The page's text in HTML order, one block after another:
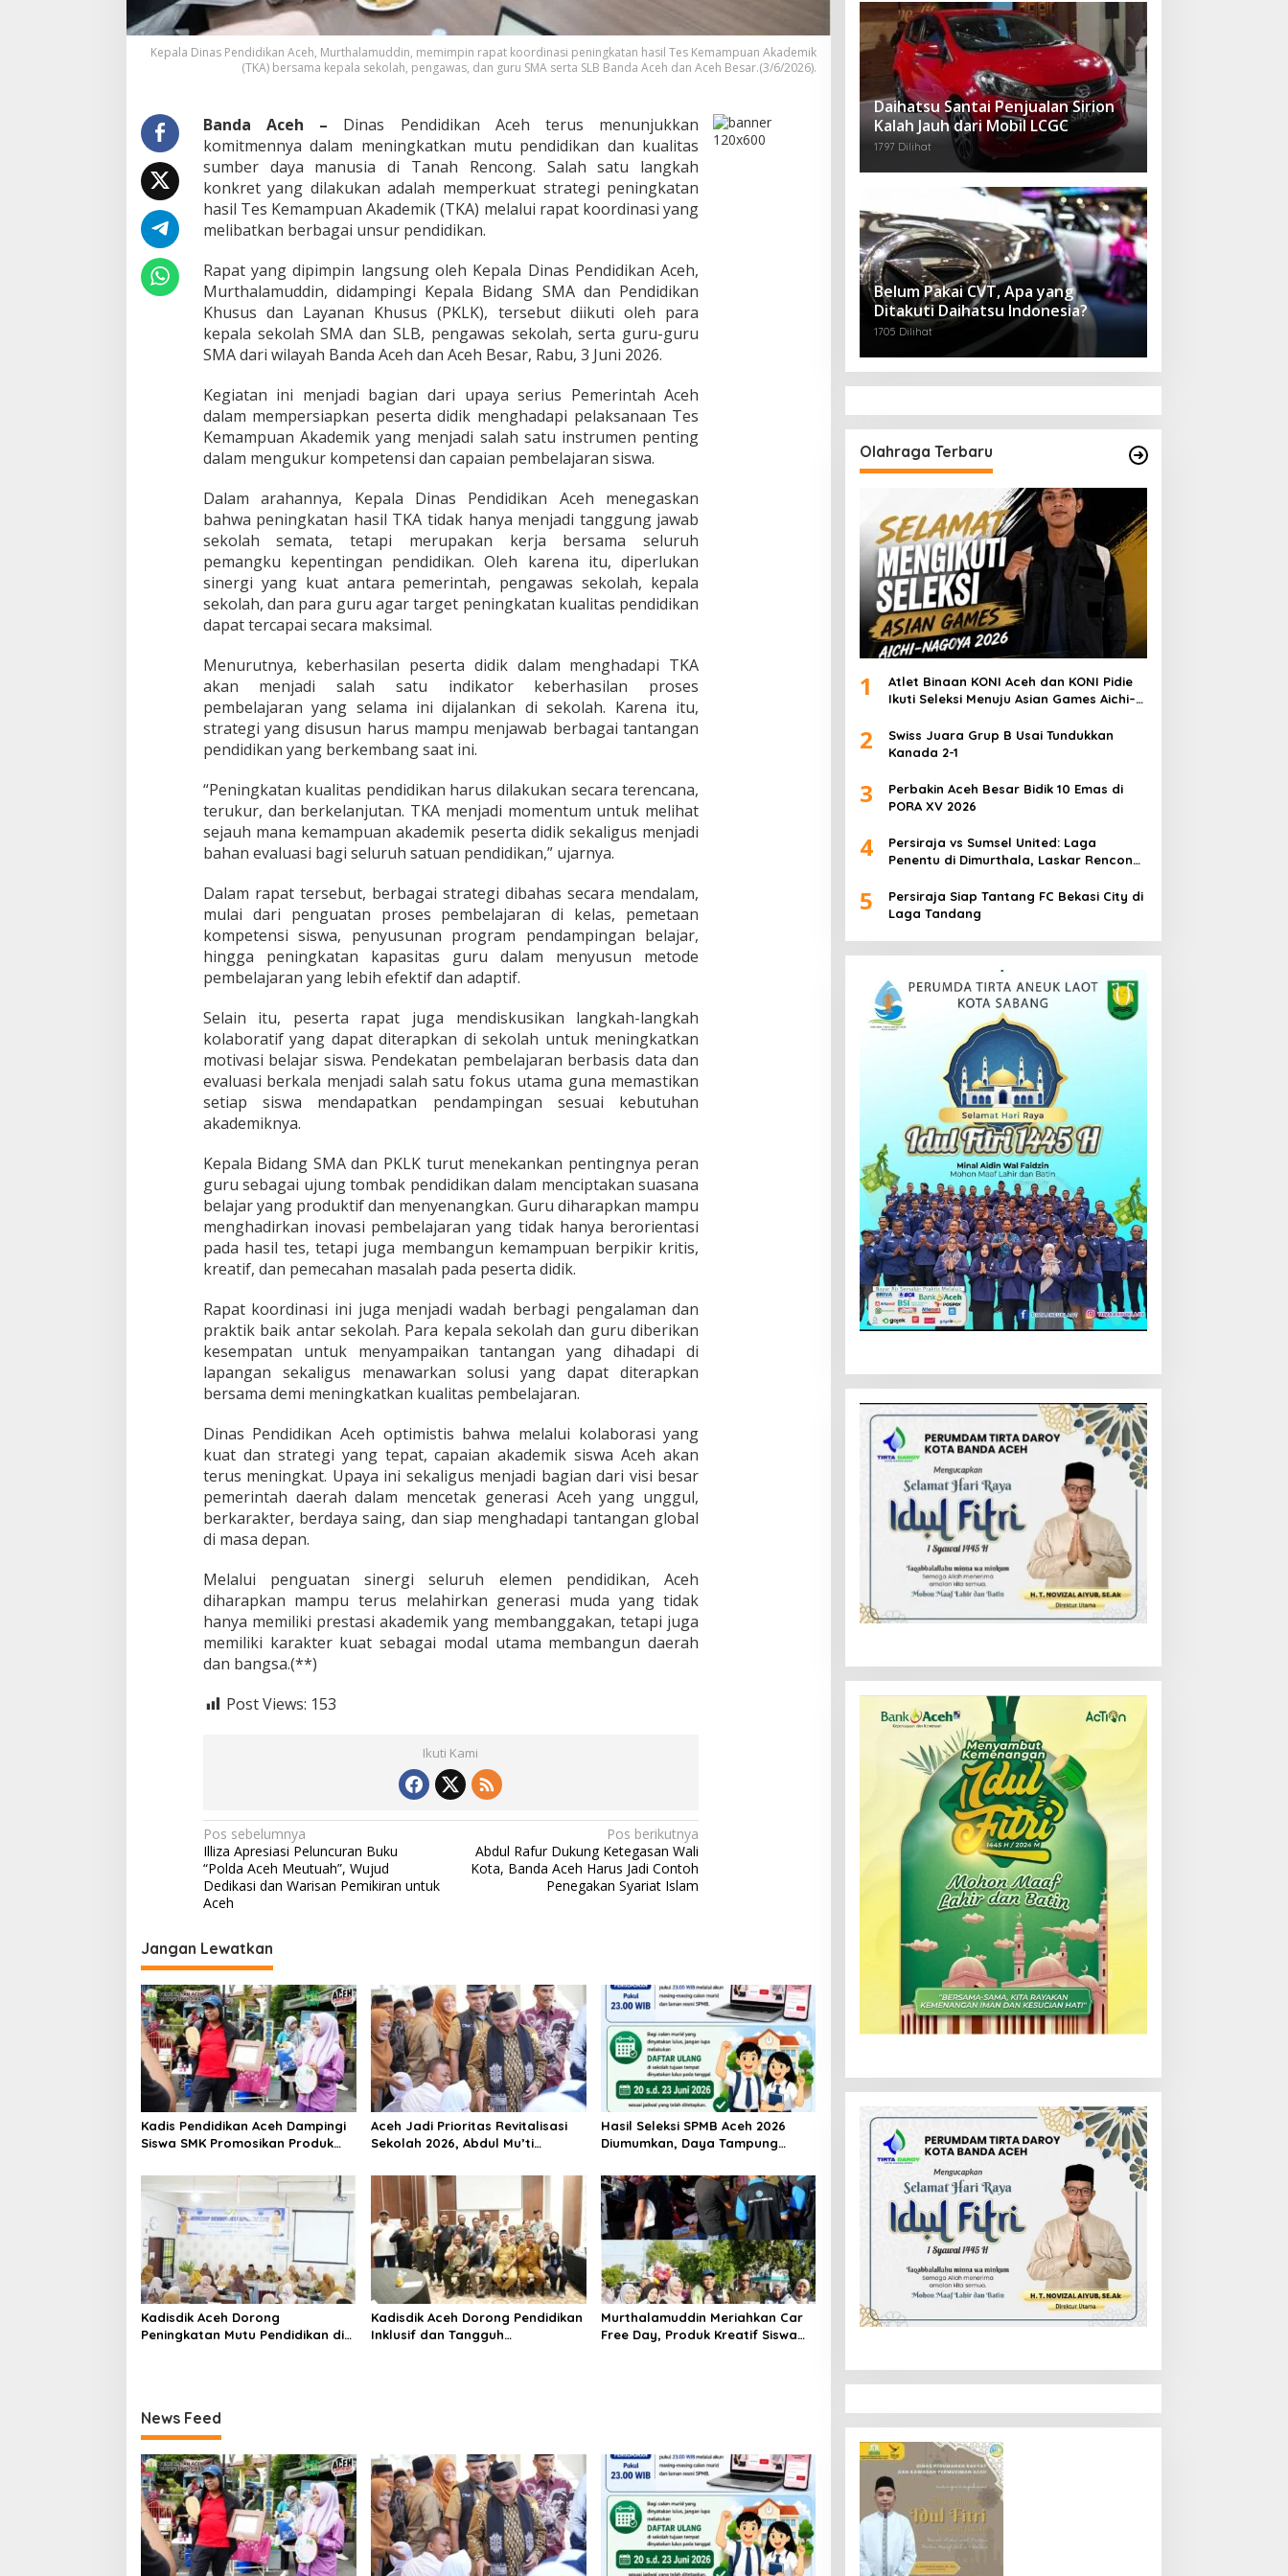
k
a
t
k
H
a
s
i
l
T
e
s
e
m
a
m
p
u
n
A
k
a
d
m
i
S
s
w
a
Kepala Dinas Pendidikan Aceh, Murthalamuddin, memimpin rapat koordinasi peningkatan hasil Tes Kemampuan Akademik
(TKA) bersama kepala sekolah, pengawas, dan guru SMA serta SLB Banda Aceh dan Aceh Besar.(3/6/2026).
Banda Aceh – Dinas Pendidikan Aceh terus menunjukkan
komitmennya dalam meningkatkan mutu pendidikan dan kualitas
sumber daya manusia di Tanah Rencong. Salah satu langkah
konkret yang dilakukan adalah memperkuat strategi peningkatan
hasil Tes Kemampuan Akademik (TKA) melalui rapat koordinasi yang
melibatkan berbagai unsur pendidikan.
Rapat yang dipimpin langsung oleh Kepala Dinas Pendidikan Aceh,
Murthalamuddin, didampingi Kepala Bidang SMA dan Pendidikan
Khusus dan Layanan Khusus (PKLK), tersebut diikuti oleh para
kepala sekolah SMA dan SLB, pengawas sekolah, serta guru-guru
SMA dari wilayah Banda Aceh dan Aceh Besar, Rabu, 3 Juni 2026.
Kegiatan ini menjadi bagian dari upaya serius Pemerintah Aceh
dalam mempersiapkan peserta didik menghadapi pelaksanaan Tes
Kemampuan Akademik yang menjadi salah satu instrumen penting
dalam mengukur kompetensi dan capaian pembelajaran siswa.
Dalam arahannya, Kepala Dinas Pendidikan Aceh menegaskan
bahwa peningkatan hasil TKA tidak hanya menjadi tanggung jawab
sekolah semata, tetapi merupakan kerja bersama seluruh
pemangku kepentingan pendidikan. Oleh karena itu, diperlukan
sinergi yang kuat antara pemerintah, pengawas sekolah, kepala
sekolah, dan para guru agar target peningkatan kualitas pendidikan
dapat tercapai secara maksimal.
Menurutnya, keberhasilan peserta didik dalam menghadapi TKA
akan menjadi salah satu indikator keberhasilan proses
pembelajaran yang selama ini dijalankan di sekolah. Karena itu,
strategi yang disusun harus mampu menjawab berbagai tantangan
pendidikan yang berkembang saat ini.
“Peningkatan kualitas pendidikan harus dilakukan secara terencana,
terukur, dan berkelanjutan. TKA menjadi momentum untuk melihat
sejauh mana kemampuan akademik peserta didik sekaligus menjadi
bahan evaluasi bagi seluruh satuan pendidikan,” ujarnya.
Dalam rapat tersebut, berbagai strategi dibahas secara mendalam,
mulai dari penguatan proses pembelajaran di kelas, pemetaan
kompetensi siswa, penyusunan program pendampingan belajar,
hingga peningkatan kapasitas guru dalam menyusun metode
pembelajaran yang lebih efektif dan adaptif.
Selain itu, peserta rapat juga mendiskusikan langkah-langkah
kolaboratif yang dapat diterapkan di sekolah untuk meningkatkan
motivasi belajar siswa. Pendekatan pembelajaran berbasis data dan
evaluasi berkala menjadi salah satu fokus utama guna memastikan
setiap siswa mendapatkan pendampingan sesuai kebutuhan
akademiknya.
Kepala Bidang SMA dan PKLK turut menekankan pentingnya peran
guru sebagai ujung tombak pendidikan dalam menciptakan suasana
belajar yang produktif dan menyenangkan. Guru diharapkan mampu
menghadirkan inovasi pembelajaran yang tidak hanya berorientasi
pada hasil tes, tetapi juga membangun kemampuan berpikir kritis,
kreatif, dan pemecahan masalah pada peserta didik.
Rapat koordinasi ini juga menjadi wadah berbagi pengalaman dan
praktik baik antar sekolah. Para kepala sekolah dan guru diberikan
kesempatan untuk menyampaikan tantangan yang dihadapi di
lapangan sekaligus menawarkan solusi yang dapat diterapkan
bersama demi meningkatkan kualitas pembelajaran.
Dinas Pendidikan Aceh optimistis bahwa melalui kolaborasi yang
kuat dan strategi yang tepat, capaian akademik siswa Aceh akan
terus meningkat. Upaya ini sekaligus menjadi bagian dari visi besar
pemerintah daerah dalam mencetak generasi Aceh yang unggul,
berkarakter, berdaya saing, dan siap menghadapi tantangan global
di masa depan.
Melalui penguatan sinergi seluruh elemen pendidikan, Aceh
diharapkan mampu terus melahirkan generasi muda yang tidak
hanya memiliki prestasi akademik yang membanggakan, tetapi juga
memiliki karakter kuat sebagai modal utama membangun daerah
dan bangsa.(**)
Post Views: 153
Ikuti Kami
N
a
v
i
g
a
s
i
p
o
s
Pos sebelumnya
Illiza Apresiasi Peluncuran Buku
“Polda Aceh Meutuah”, Wujud
Dedikasi dan Warisan Pemikiran untuk
Aceh
Pos berikutnya
Abdul Rafur Dukung Ketegasan Wali
Kota, Banda Aceh Harus Jadi Contoh
Penegakan Syariat Islam
Jangan Lewatkan
Kadis Pendidikan Aceh Dampingi
Siswa SMK Promosikan Produk
Aceh
Aceh Jadi Prioritas Revitalisasi
Sekolah 2026, Abdul Mu’ti
Bermutu
Hasil Seleksi SPMB Aceh 2026
Diumumkan, Daya Tampung
Kadisdik Aceh Dorong
Peningkatan Mutu Pendidikan di
Kadisdik Aceh Dorong Pendidikan
Inklusif dan Tangguh
Murthalamuddin Meriahkan Car
Free Day, Produk Kreatif Siswa
News Feed
Daihatsu Santai Penjualan Sirion
Kalah Jauh dari Mobil LCGC
1797 Dilihat
Belum Pakai CVT, Apa yang
Ditakuti Daihatsu Indonesia?
1705 Dilihat
Olahraga Terbaru
1
Atlet Binaan KONI Aceh dan KONI Pidie
Ikuti Seleksi Menuju Asian Games Aichi–
2
Swiss Juara Grup B Usai Tundukkan
Kanada 2-1
3
Perbakin Aceh Besar Bidik 10 Emas di
PORA XV 2026
4
Persiraja vs Sumsel United: Laga
Penentu di Dimurthala, Laskar Rencong
5
Persiraja Siap Tantang FC Bekasi City di
Laga Tandang